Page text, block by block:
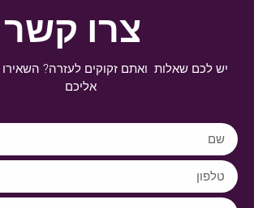
צרו קשר
יש לכם שאלות ואתם זקוקים לעזרה? השאירו
אליכם